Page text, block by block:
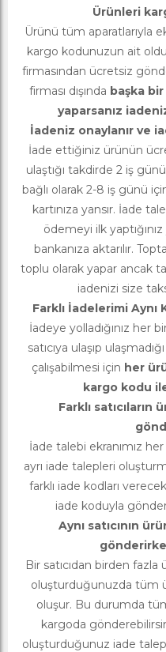
Ürünleri
Ürünü tüm aparatlarıyla
kargo kodunuzun ait
firmasından ücretsiz
firması dışında başka
yaparsanız
İadeniz onaylanır ve
İade ettiğiniz ürünün
ulaştığı takdirde 2 iş
bağlı olarak 2-8 iş günü
kartınıza yansır. İade
ödemeyi ilk
bankanıza aktarılır.
toplu olarak yapar ancak
iadenizi size
Farklı İadelerimi Aynı
İadeye yolladığınız her
satıcıya ulaşıp
çalışabilmesi için her
kargo kodu
Farklı satıcıların
İade talebi ekranımız her
ayrı iade talepleri
farklı iade kodları
iade koduyla
Aynı satıcının
Bir satıcıdan birden
oluşturduğunuzda tüm
oluşur. Bu durumda
kargoda
oluşturduğunuz iade